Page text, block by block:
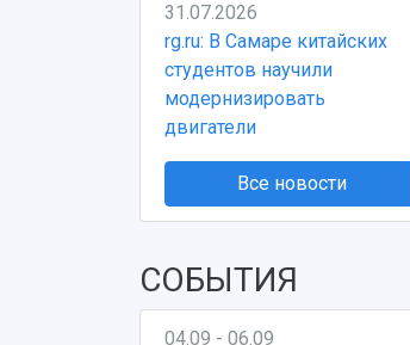
31.07.2026
rg.ru: В Самаре китайских
студентов научили
модернизировать
двигатели
Все новости
СОБЫТИЯ
04.09 - 06.09